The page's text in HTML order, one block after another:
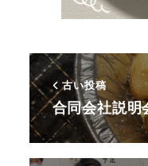
古い投稿
合同会社説明